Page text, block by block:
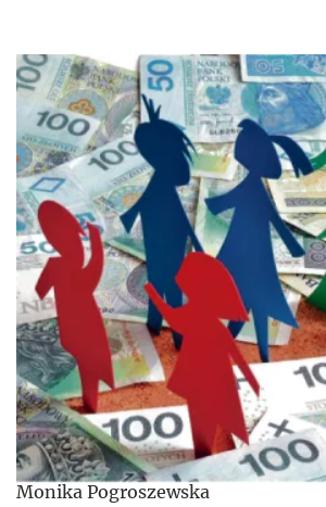
Monika Pogroszewska